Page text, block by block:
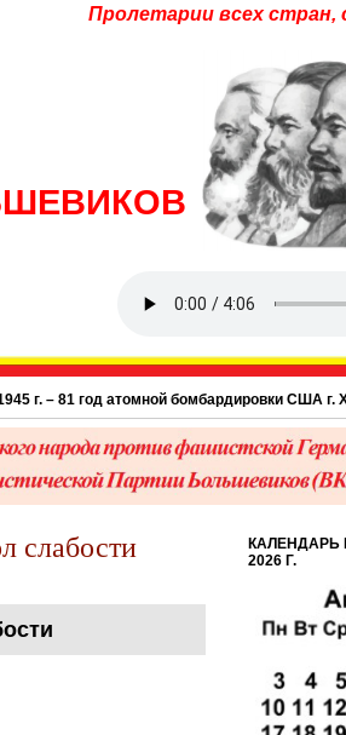
Пролетарии всех стран,
– 81 год атомной бомбардировки США г.
слабости
КАЛЕНДАРЬ
2026 Г.